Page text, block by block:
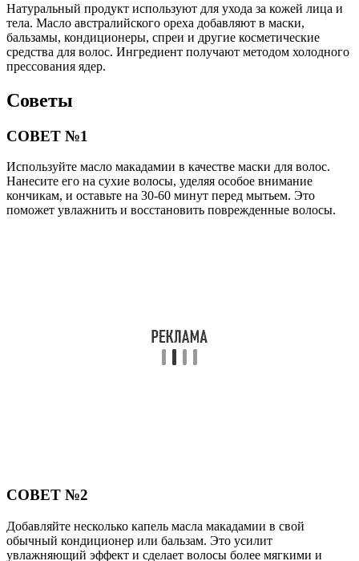
Натуральный продукт используют для ухода за кожей лица и
тела. Масло австралийского ореха добавляют в маски,
бальзамы, кондиционеры, спреи и другие косметические
средства для волос. Ингредиент получают методом холодного
прессования ядер.
Советы
СОВЕТ №1
Используйте масло макадамии в качестве маски для волос.
Нанесите его на сухие волосы, уделяя особое внимание
кончикам, и оставьте на 30-60 минут перед мытьем. Это
поможет увлажнить и восстановить поврежденные волосы.
СОВЕТ №2
Добавляйте несколько капель масла макадамии в свой
обычный кондиционер или бальзам. Это усилит
увлажняющий эффект и сделает волосы более мягкими и